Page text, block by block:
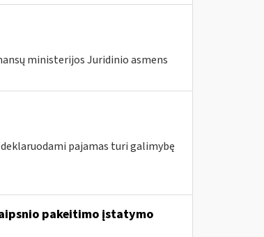
ministerijos Juridinio asmens
pajamas turi galimybę
pakeitimo įstatymo